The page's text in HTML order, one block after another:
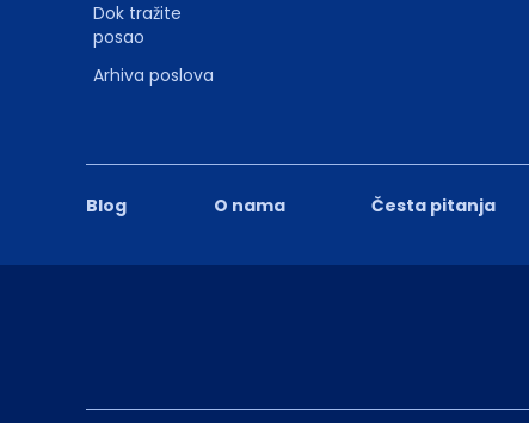
Blog O nama Česta pitanja
Dok tražite
posao
Arhiva poslova